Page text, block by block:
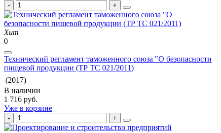
Хит
0
Технический регламент таможенного союза "О безопасности
пищевой продукции (ТР ТС 021/2011)
(2017)
В наличии
1 716 руб.
Уже в корзине